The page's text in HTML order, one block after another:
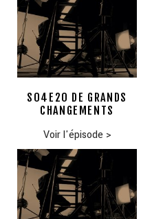
S04E20 DE GRANDS
CHANGEMENTS
Voir l'épisode >